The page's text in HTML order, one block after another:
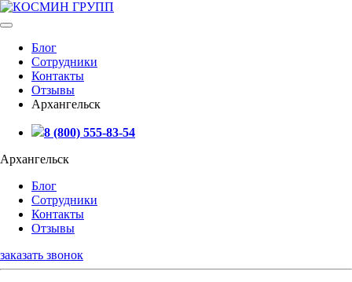
Блог
Сотрудники
Контакты
Отзывы
Архангельск
8 (800) 555-83-54
Архангельск
Блог
Сотрудники
Контакты
Отзывы
заказать звонок